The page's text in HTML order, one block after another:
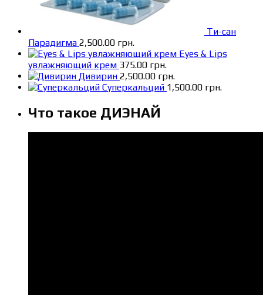
Ти-сан
Парадигма 2,500.00 грн.
Eyes & Lips
увлажняющий крем 375.00 грн.
Дивирин 2,500.00 грн.
Суперкальций 1,500.00 грн.
Что такое ДИЭНАЙ